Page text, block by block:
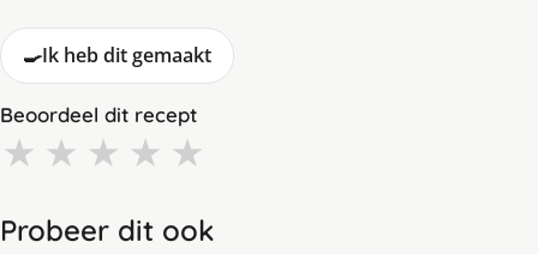
🍳Ik heb dit gemaakt
Beoordeel dit recept
★ ★ ★ ★ ★
Probeer dit ook